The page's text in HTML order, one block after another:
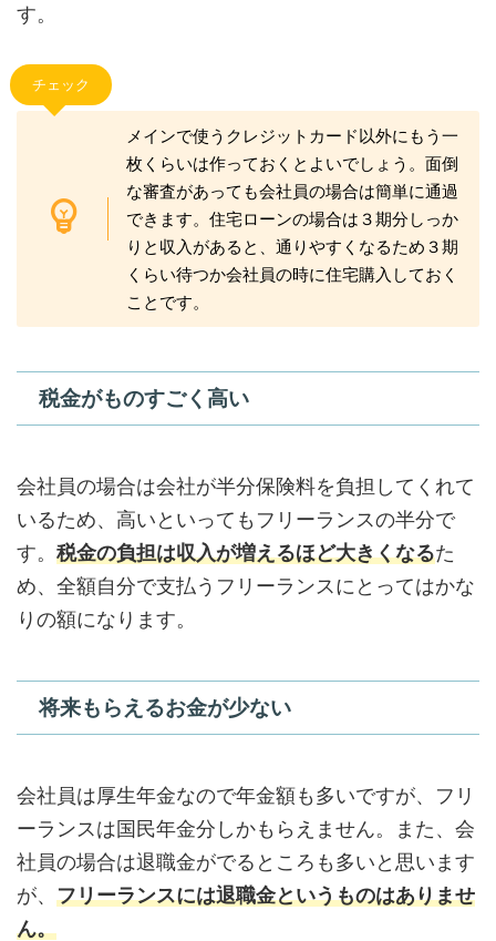
す。
チェック
メインで使うクレジットカード以外にもう一
枚くらいは作っておくとよいでしょう。面倒
な審査があっても会社員の場合は簡単に通過
できます。住宅ローンの場合は３期分しっか
りと収入があると、通りやすくなるため３期
くらい待つか会社員の時に住宅購入しておく
ことです。
税金がものすごく高い
会社員の場合は会社が半分保険料を負担してくれて
いるため、高いといってもフリーランスの半分で
す。 税金の負担は収入が増えるほど大きくなるた
め、全額自分で支払うフリーランスにとってはかな
りの額になります。
将来もらえるお金が少ない
会社員は厚生年金なので年金額も多いですが、フリ
ーランスは国民年金分しかもらえません。また、会
社員の場合は退職金がでるところも多いと思います
が、 フリーランスには退職金というものはありませ
ん。